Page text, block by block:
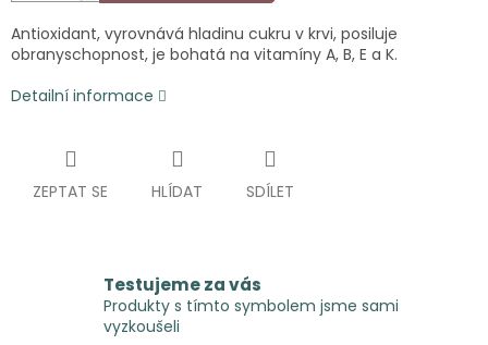
Antioxidant, vyrovnává hladinu cukru v krvi, posiluje
obranyschopnost, je bohatá na vitamíny A, B, E a K.
Detailní informace
ZEPTAT SE HLÍDAT SDÍLET
Testujeme za vás
Produkty s tímto symbolem jsme sami
vyzkoušeli